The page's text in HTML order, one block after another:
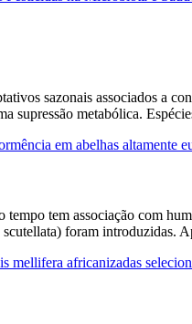
sazonais associados a
supressão metabólica.
em abelhas altamente
tem associação com
foram introduzidas.
mellifera africanizadas